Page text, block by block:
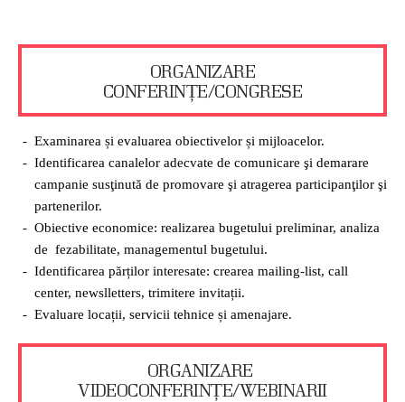
ORGANIZARE
CONFERINȚE/CONGRESE
Examinarea și evaluarea obiectivelor și mijloacelor.
Identificarea canalelor adecvate de comunicare şi demarare
campanie susţinută de promovare şi atragerea participanţilor şi
partenerilor.
Obiective economice: realizarea bugetului preliminar, analiza
de fezabilitate, managementul bugetului.
Identificarea părților interesate: crearea mailing-list, call
center, newslletters, trimitere invitații.
Evaluare locații, servicii tehnice și amenajare.
ORGANIZARE
VIDEOCONFERINȚE/WEBINARII